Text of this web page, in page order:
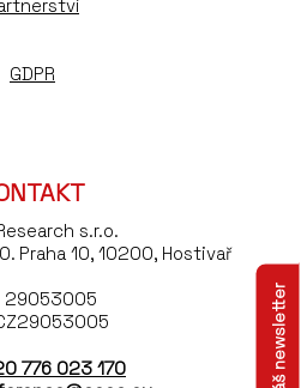
GDPR
s.r.o.
Praha 10, 10200, Hostivař
29053005
776 023 170